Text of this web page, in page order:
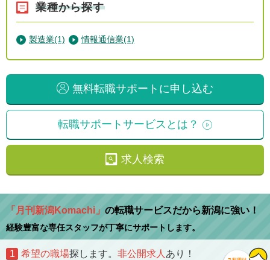
業種から探す
製造業(1) 情報通信業(1)
無料転職サポートに申し込む
転職サポートサービスとは？
求人検索
「月刊新潟Komachi」 の転職サービスだから新潟に強い！
経験豊富な専任スタッフが丁寧にサポートします。
1 希望の職場探します。 非公開求人 あり！